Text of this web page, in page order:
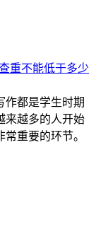
重不能低于多少
作都是学生时期
来越多的人开始
重要的环节。